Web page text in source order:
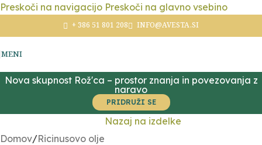
Preskoči na navigacijo Preskoči na glavno vsebino
+ 386 51 801 208 INFO@AVESTA.SI
MENI
Nova skupnost Rož'ca – prostor znanja in povezovanja z
naravo
PRIDRUŽI SE
Domov/Ricinusovo olje
Nazaj na izdelke